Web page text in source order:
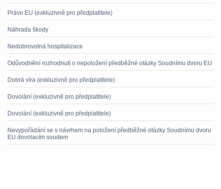
Právo EU (exkluzivně pro předplatitele)
Náhrada škody
Nedobrovolná hospitalizace
Odůvodnění rozhodnutí o nepoložení předběžné otázky Soudnímu dvoru EU
Dobrá víra (exkluzivně pro předplatitele)
Dovolání (exkluzivně pro předplatitele)
Dovolání (exkluzivně pro předplatitele)
Nevypořádání se s návrhem na položení předběžné otázky Soudnímu dvoru
EU dovolacím soudem